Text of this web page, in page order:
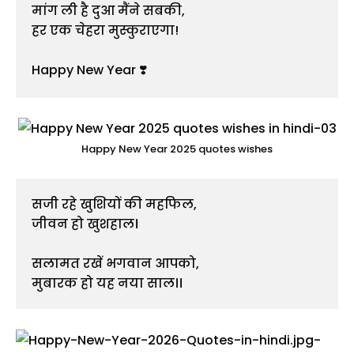
मांग ली है दुआ मैंने सबकी,
हर एक चेहरा मुस्कुराएगा!
Happy New Year ❣️
Happy New Year 2025 quotes wishes
सजी रहे खुशियों की महफिल,
जीवन हो खुशहाल।
सलामत रखें भगवान आपको,
मुबारक हो यह नया साल।।